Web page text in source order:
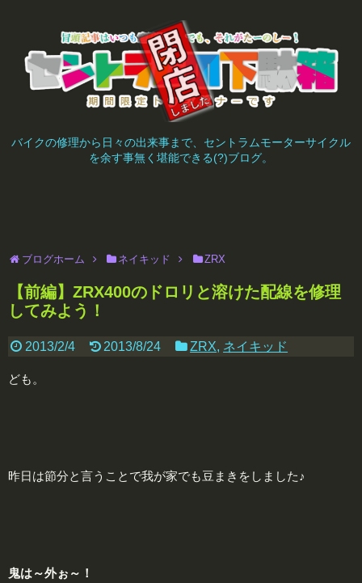
バイクの修理から日々の出来事まで、セントラムモーターサイクル
を余す事無く堪能できる(?)ブログ。
ブログホーム ネイキッド ZRX
【前編】ZRX400のドロリと溶けた配線を修理
してみよう！
2013/2/4 2013/8/24 ZRX, ネイキッド
ども。
昨日は節分と言うことで我が家でも豆まきをしました♪
鬼は～外ぉ～！